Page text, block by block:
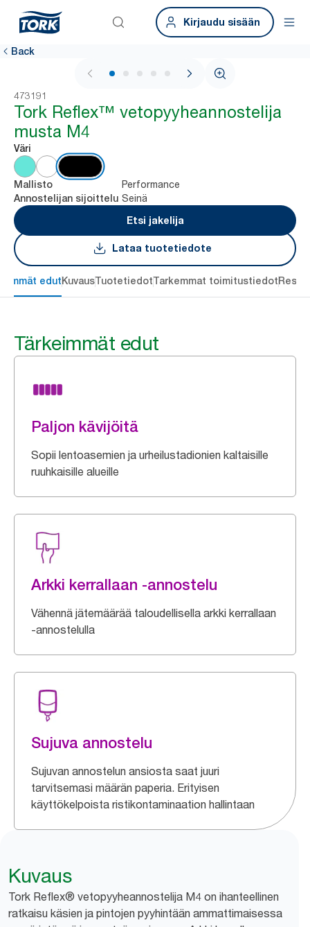
Kirjaudu sisään
Back
1 / 7
473191
Tork Reflex™ vetopyyheannostelija
musta M4
Väri
Mallisto Performance
Annostelijan sijoittelu Seinä
Etsi jakelija
Lataa tuotetiedote
edutKuvausTuotetiedotTarkemmat toimitustiedot
Tärkeimmät edut
Paljon kävijöitä
Sopii lentoasemien ja urheilustadionien kaltaisille
ruuhkaisille alueille
Arkki kerrallaan -annostelu
Vähennä jätemäärää taloudellisella arkki kerrallaan
-annostelulla
Sujuva annostelu
Sujuvan annostelun ansiosta saat juuri
tarvitsemasi määrän paperia. Erityisen
käyttökelpoista ristikontaminaation hallintaan
Kuvaus
Tork Reflex® vetopyyheannostelija M4 on ihanteellinen
ratkaisu käsien ja pintojen pyyhintään ammattimaisessa